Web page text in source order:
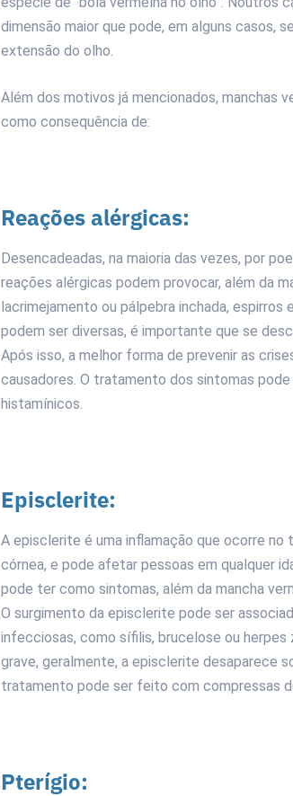
dimensão maior que pode, em alguns casos,
extensão do olho.
Além dos motivos já mencionados, manchas
como consequência de:
Reações alérgicas:
Desencadeadas, na maioria das vezes, por
reações alérgicas podem provocar, além da
lacrimejamento ou pálpebra inchada, espirros
podem ser diversas, é importante que se
Após isso, a melhor forma de prevenir as
causadores. O tratamento dos sintomas
histamínicos.
Episclerite:
A episclerite é uma inflamação que ocorre
córnea, e pode afetar pessoas em qualquer
pode ter como sintomas, além da mancha
O surgimento da episclerite pode ser
infecciosas, como sífilis, brucelose ou herpes
grave, geralmente, a episclerite desaparece
tratamento pode ser feito com compressas
Pterígio: